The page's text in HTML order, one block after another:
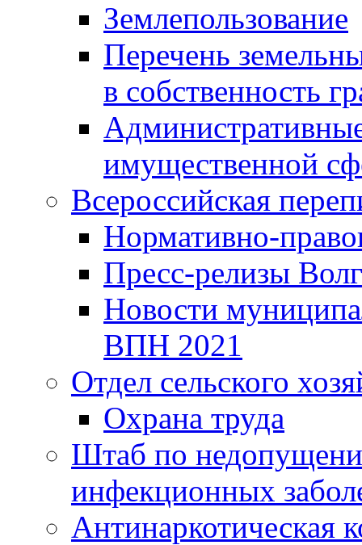
Землепользование
Перечень
в собственность
имущественной
Всероссийская
Нормативно-
Пресс-релизы
Новости
ВПН 2021
Отдел сельского
Охрана труда
Штаб по
инфекционных
Антинаркотическая